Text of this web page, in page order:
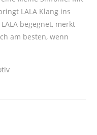
LALA Klang ins
begegnet, merkt
am besten, wenn